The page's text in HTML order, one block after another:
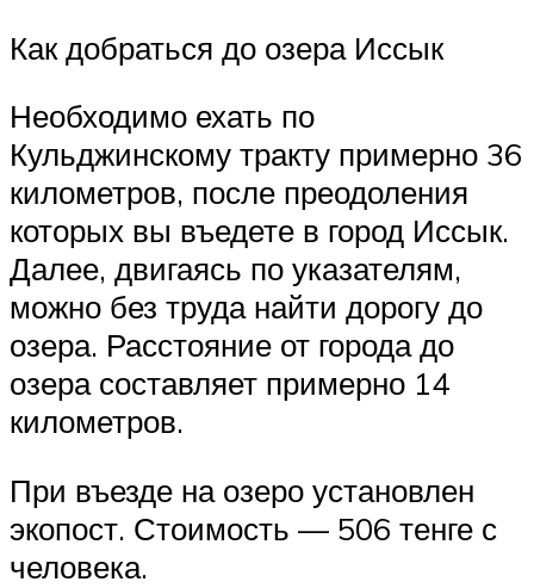
Как добраться до озера Иссык
Необходимо ехать по
Кульджинскому тракту примерно 36
километров, после преодоления
которых вы въедете в город Иссык.
Далее, двигаясь по указателям,
можно без труда найти дорогу до
озера. Расстояние от города до
озера составляет примерно 14
километров.
При въезде на озеро установлен
экопост. Стоимость — 506 тенге с
человека.